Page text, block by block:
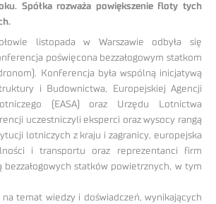
Spółka rozważa powiększenie floty tych
listopada w Warszawie odbyła się
poświęcona bezzałogowym statkom
Konferencja była wspólną inicjatywą
i Budownictwa, Europejskiej Agencji
(EASA) oraz Urzędu Lotnictwa
uczestniczyli eksperci oraz wysocy rangą
lotniczych z kraju i zagranicy, europejska
i transportu oraz reprezentanci firm
bezzałogowych statków powietrznych, w tym
temat wiedzy i doświadczeń, wynikających